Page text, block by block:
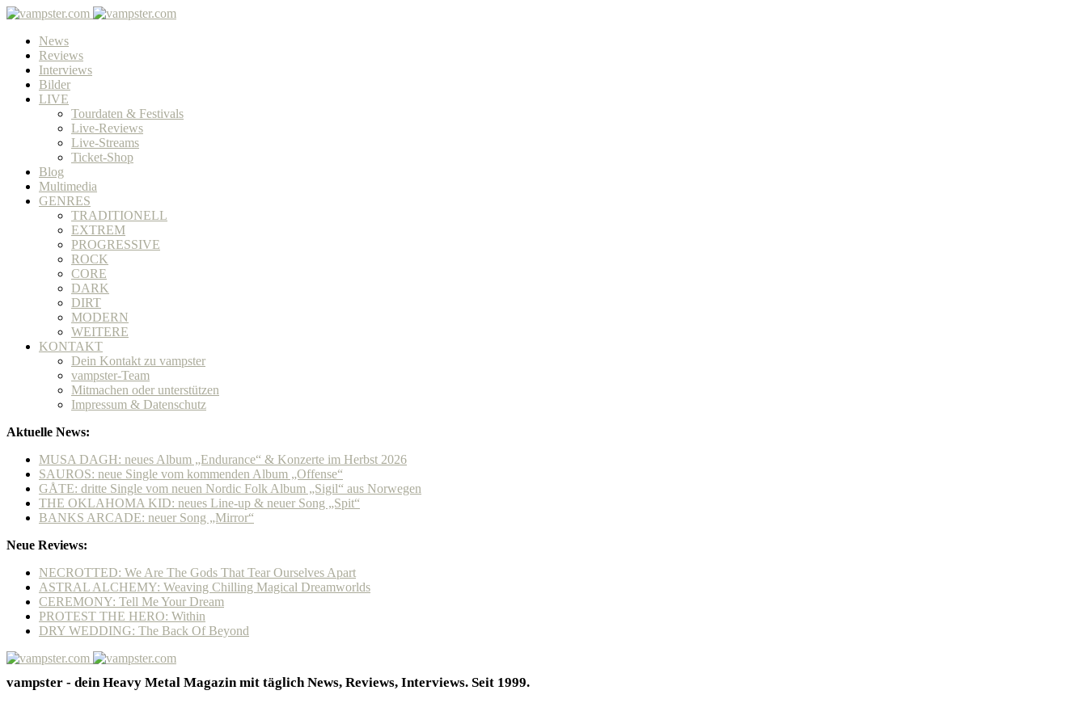
News
Reviews
Interviews
Bilder
LIVE
Tourdaten & Festivals
Live-Reviews
Live-Streams
Ticket-Shop
Blog
Multimedia
GENRES
TRADITIONELL
EXTREM
PROGRESSIVE
ROCK
CORE
DARK
DIRT
MODERN
WEITERE
KONTAKT
Dein Kontakt zu vampster
vampster-Team
Mitmachen oder unterstützen
Impressum & Datenschutz
Aktuelle News:
MUSA DAGH: neues Album „Endurance“ & Konzerte im Herbst 2026
SAUROS: neue Single vom kommenden Album „Offense“
GÅTE: dritte Single vom neuen Nordic Folk Album „Sigil“ aus Norwegen
THE OKLAHOMA KID: neues Line-up & neuer Song „Spit“
BANKS ARCADE: neuer Song „Mirror“
Neue Reviews:
NECROTTED: We Are The Gods That Tear Ourselves Apart
ASTRAL ALCHEMY: Weaving Chilling Magical Dreamworlds
CEREMONY: Tell Me Your Dream
PROTEST THE HERO: Within
DRY WEDDING: The Back Of Beyond
vampster - dein Heavy Metal Magazin mit täglich News, Reviews, Interviews. Seit 1999.